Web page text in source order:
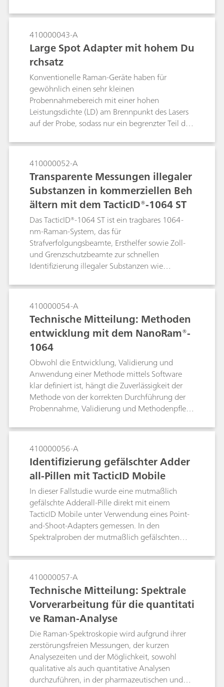
Vor-Ort-Analysen mit Raman-Spektrometern
können Benutzer schon bei der Verhaftung
zuverlässige Messungen durchführen und so
den Arbeitsaufwand für kriminaltechnische
Labore verringern sowie den
Strafverfolgungsprozess beschleunigen.
410000043-A
Large Spot Adapter mit hohem Du
rchsatz
Konventionelle Raman-Geräte haben für
gewöhnlich einen sehr kleinen
Probennahmebereich mit einer hohen
Leistungsdichte (LD) am Brennpunkt des Lasers
auf der Probe, sodass nur ein begrenzter Teil der
heterogenen Proben eher nicht reproduzierbar
ist. Die hohe Leistungsdichte kann auch dazu
führen, dass Proben erhitzen oder verbrennen.
Der Large Spot Adapter (LSA) für die Raman-
Handgeräte von B&W Tek mit einem bedeutend
grösseren Probennahmebereich von 4,5 mm
Durchmesser wurde zur Bewältigung dieser
Probleme entwickelt.
410000052-A
Transparente Messungen illegaler
Substanzen in kommerziellen Beh
ältern mit dem TacticID®-1064 ST
Das TacticID®-1064 ST ist ein tragbares 1064-
nm-Raman-System, das für
Strafverfolgungsbeamte, Ersthelfer sowie Zoll-
und Grenzschutzbeamte zur schnellen
Identifizierung illegaler Substanzen wie
verdächtiger Materialien im Feld entwickelt
wurde. Das TacticID-1064 ST ist speziell mit
einer durchsichtigen Raman-Funktionalität
ausgestattet, um Materialien sowohl durch
transparente als auch durch undurchsichtige
Behälter hindurch zu messen. Diese Messungen
durch die Barriere machen die aktive
Probenahme potenziell gefährlicher
Verbindungen wie Fentanyl überflüssig, was zu
sichereren Abläufen und kürzeren Wartezeiten
auf eindeutige Ergebnisse führt.
410000054-A
Technische Mitteilung: Methoden
entwicklung mit dem NanoRam®-
1064
Obwohl die Entwicklung, Validierung und
Anwendung einer Methode mittels Software
klar definiert ist, hängt die Zuverlässigkeit der
Methode von der korrekten Durchführung der
Probennahme, Validierung und Methodenpflege
empfohlenen Verfahren für die Anwendung der
multivariaten Methode mit dem NanoRam-
1064 beschrieben. Diese Verfahren sind für
Endbenutzer im pharmazeutischen Umfeld zu
empfehlen, können aber auch in anderen
Bereichen eingesetzt werden. Dieses Dokument
soll als allgemeine Orientierung für Benutzer des
NanoRam-1064 dienen, die eine
Standardarbeitsanweisung für die
Methodenentwicklung, -validierung und -
umsetzung erstellen möchten.
410000056-A
Identifizierung gefälschter Adder
all-Pillen mit TacticID Mobile
In dieser Fallstudie wurde eine mutmaßlich
gefälschte Adderall-Pille direkt mit einem
TacticID Mobile unter Verwendung eines Point-
and-Shoot-Adapters gemessen. In den
Spektralproben der mutmaßlich gefälschten
nicht jedoch der Wirkstoff. Das TacticiD Mobile
mit 1064-nm-Laseranregung ermöglicht eine
Fluoreszenzunterdrückung und gibt den
Einsatzkräften an vorderster Front ein Werkzeug
im Kampf gegen gefährliche
Arzneimittelfälschungen in die Hand.
410000057-A
Technische Mitteilung: Spektrale
Vorverarbeitung für die quantitati
ve Raman-Analyse
Die Raman-Spektroskopie wird aufgrund ihrer
zerstörungsfreien Messungen, der kurzen
Analysezeiten und der Möglichkeit, sowohl
qualitative als auch quantitative Analysen
durchzuführen, in der pharmazeutischen und